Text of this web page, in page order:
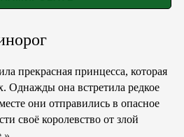
прекрасная принцесса, которая
Однажды она встретила редкое
они отправились в опасное
своё королевство от злой